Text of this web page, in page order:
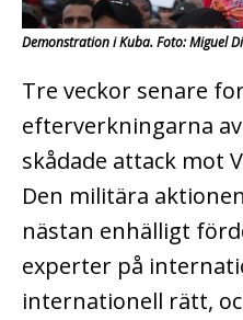
Demonstration i Kuba. Foto: Miguel
Tre veckor senare
efterverkningarna
skådade attack mot
Den militära
nästan enhälligt
experter på
internationell rätt,